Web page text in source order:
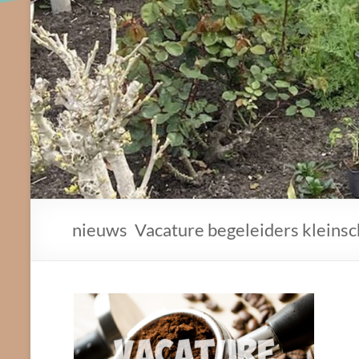
nieuws Vacature begeleiders